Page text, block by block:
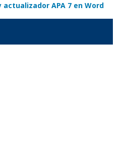
APA 7 en Word